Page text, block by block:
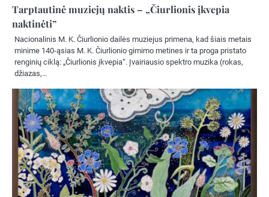
Tarptautinė muziejų naktis – „Čiurlionis įkvepia
naktinėti”
Nacionalinis M. K. Čiurlionio dailės muziejus primena, kad šiais metais
minime 140-ąsias M. K. Čiurlionio gimimo metines ir ta proga pristato
renginių ciklą: „Čiurlionis įkvepia“. Įvairiausio spektro muzika (rokas,
džiazas,…